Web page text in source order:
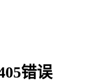
错误